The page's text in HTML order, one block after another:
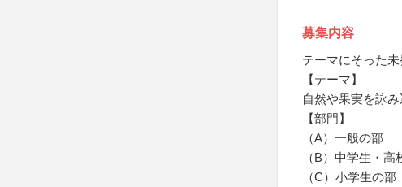
募集内容
テーマにそった
【テーマ】
自然や果実を詠み
【部門】
（A）一般の部
（B）中学生・高
（C）小学生の部